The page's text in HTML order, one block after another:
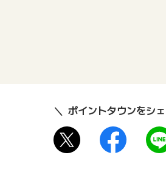
ポイントタウンをシ